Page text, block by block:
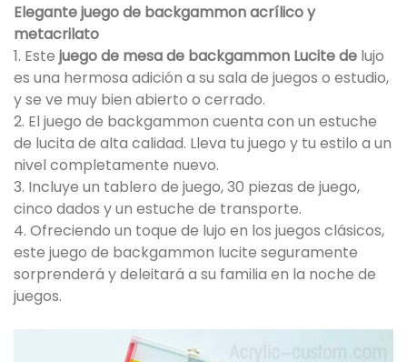
Elegante juego de backgammon acrílico y
metacrilato
1. Este juego de mesa de backgammon Lucite de lujo
es una hermosa adición a su sala de juegos o estudio,
y se ve muy bien abierto o cerrado.
2. El juego de backgammon cuenta con un estuche
de lucita de alta calidad. Lleva tu juego y tu estilo a un
nivel completamente nuevo.
3. Incluye un tablero de juego, 30 piezas de juego,
cinco dados y un estuche de transporte.
4. Ofreciendo un toque de lujo en los juegos clásicos,
este juego de backgammon lucite seguramente
sorprenderá y deleitará a su familia en la noche de
juegos.